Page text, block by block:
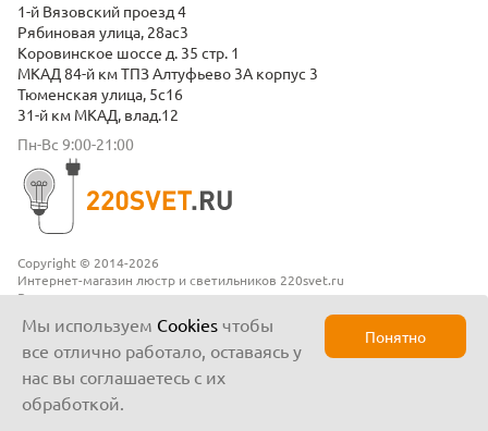
Copyright © 2014-2026
Интернет-магазин люстр и светильников 220svet.ru
Все права защищены
1-й Вязовский проезд 4
Рябиновая улица, 28ас3
Коровинское шоссе д. 35 стр. 1
МКАД 84-й км ТПЗ Алтуфьево 3А корпус 3
Тюменская улица, 5с16
31-й км МКАД, влад.12
Пн-Вс 9:00-21:00
Мы используем Cookies чтобы
все отлично работало, оставаясь у
нас вы соглашаетесь с их
обработкой.
Понятно